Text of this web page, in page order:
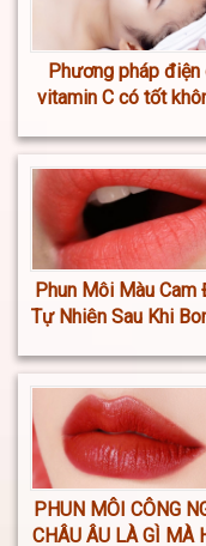
Phương pháp điện
vitamin C có tốt
Phun Môi Màu Cam
Tự Nhiên Sau Khi
PHUN MÔI CÔNG
CHÂU ÂU LÀ GÌ MÀ